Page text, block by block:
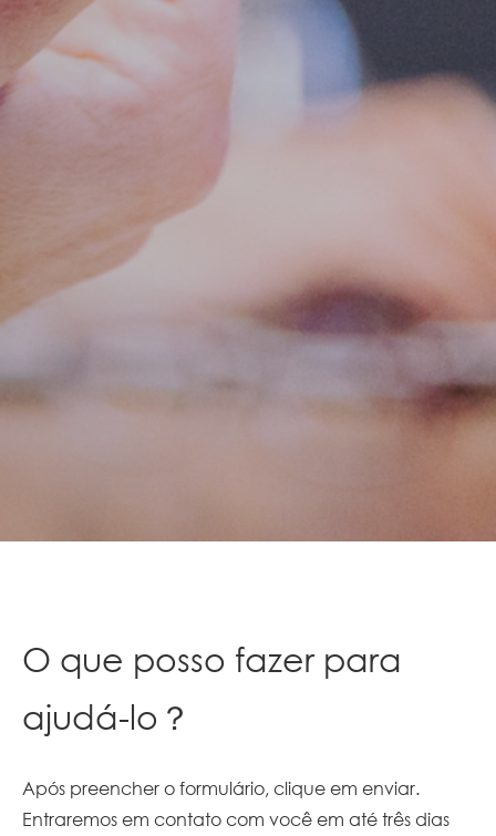
O que posso fazer para
ajudá-lo？
Após preencher o formulário, clique em enviar.
Entraremos em contato com você em até três dias